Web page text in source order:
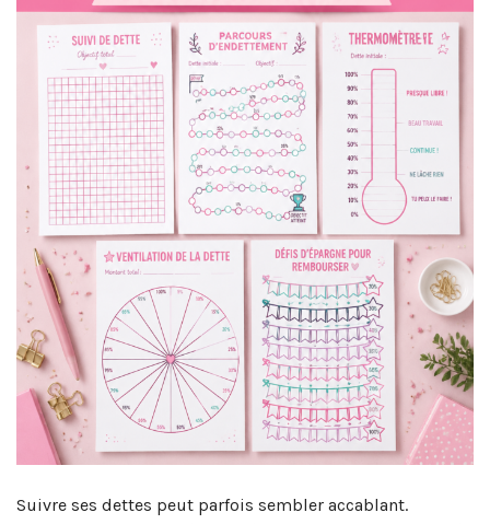
Suivre ses dettes peut parfois sembler accablant.